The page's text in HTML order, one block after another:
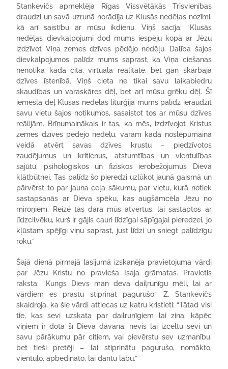
Stankevičs apmeklēja Rīgas Vissvētākās Trīsvienības
draudzi un savā uzrunā norādīja uz Klusās nedēļas nozīmi,
kā arī saistību ar mūsu ikdienu. Viņš sacīja: “Klusās
nedēļas dievkalpojumi dod mums iespēju kopā ar Jēzu
izdzīvot Viņa zemes dzīves pēdējo nedēļu. Dalība šajos
dievkalpojumos palīdz mums saprast, ka Viņa ciešanas
nenotika kādā citā, virtuālā realitātē, bet gan skarbajā
dzīves īstenībā. Viņš cieta ne tikai savu laikabiedru
skaudības un varaskāres dēļ, bet arī mūsu grēku dēļ. Šī
iemesla dēļ Klusās nedēļas liturģija mums palīdz ieraudzīt
savu vietu šajos notikumos, sasaistot tos ar mūsu dzīves
reālijām. Brīnumainākais ir tas, ka mēs, izdzīvojot Kristus
zemes dzīves pēdējo nedēļu, varam kādā noslēpumainā
veidā atvērt savas dzīves krustu – piedzīvotos
zaudējumus un kritienus, atstumtības un vientulības
sajūtu, psiholoģiskos un fiziskos ierobežojumus Dieva
klātbūtnei. Tas palīdz šo pieredzi uzlūkot jaunā gaismā un
pārvērst to par jauna ceļa sākumu, par vietu, kurā notiek
sastapšanās ar Dieva spēku, kas augšāmcēla Jēzu no
miroņiem. Reizē tas dara mūs atvērtus, lai sastaptos ar
līdzcilvēku, kurš ir gājis cauri līdzīgai sāpīgajai pieredzei, jo
kļūstam spējīgi viņu saprast, just līdzi un sniegt palīdzīgu
roku.”
Šajā dienā pirmajā lasījumā izskanēja pravietojuma vārdi
par Jēzu Kristu no pravieša Isaja grāmatas. Pravietis
raksta: “Kungs Dievs man deva daiļrunīgu mēli, lai ar
vārdiem es prastu stiprināt pagurušo.” Z. Stankevičs
skaidroja, ka šie vārdi attiecas uz katru kristieti: “Tātad visi
tie, kas sevi uzskata par daiļrunīgiem lai zina, kāpēc
viņiem ir dota šī Dieva dāvana: nevis lai izceltu sevi un
savu pārākumu pār citiem, vai pievērstu sev uzmanību,
bet tieši pretēji – lai stiprinātu pagurušo, nomākto,
vientuļo, apbēdināto, lai darītu labu.”